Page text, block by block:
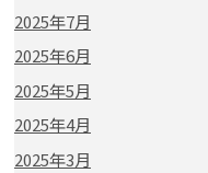
2025年7月
2025年6月
2025年5月
2025年4月
2025年3月